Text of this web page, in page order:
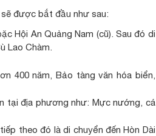
sẽ được bắt đầu như sau:
Hội An Quảng Nam (cũ). Sau đó di
Lao Chàm.
400 năm, Bảo tàng văn hóa biển,
tại địa phương như: Mực nướng, cá
theo đó là di chuyển đến Hòn Dài